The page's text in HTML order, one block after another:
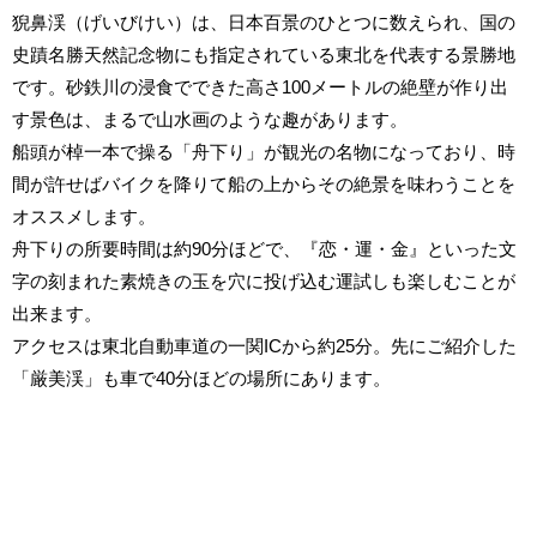
猊鼻渓（げいびけい）は、日本百景のひとつに数えられ、国の
史蹟名勝天然記念物にも指定されている東北を代表する景勝地
です。砂鉄川の浸食でできた高さ100メートルの絶壁が作り出
す景色は、まるで山水画のような趣があります。
船頭が棹一本で操る「舟下り」が観光の名物になっており、時
間が許せばバイクを降りて船の上からその絶景を味わうことを
オススメします。
舟下りの所要時間は約90分ほどで、『恋・運・金』といった文
字の刻まれた素焼きの玉を穴に投げ込む運試しも楽しむことが
出来ます。
アクセスは東北自動車道の一関ICから約25分。先にご紹介した
「厳美渓」も車で40分ほどの場所にあります。